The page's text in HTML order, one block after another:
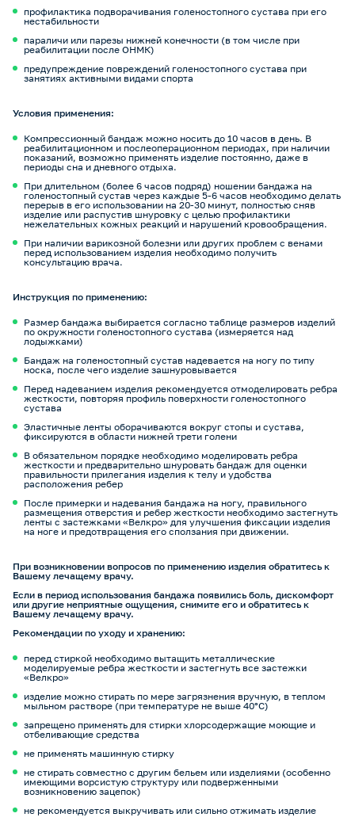
профилактика подворачивания голеностопного сустава при его
нестабильности
параличи или парезы нижней конечности (в том числе при
реабилитации после ОНМК)
предупреждение повреждений голеностопного сустава при
занятиях активными видами спорта
Условия применения:
Компрессионный бандаж можно носить до 10 часов в день. В
реабилитационном и послеоперационном периодах, при наличии
показаний, возможно применять изделие постоянно, даже в
периоды сна и дневного отдыха.
При длительном (более 6 часов подряд) ношении бандажа на
голеностопный сустав через каждые 5-6 часов необходимо делать
перерыв в его использовании на 20-30 минут, полностью сняв
изделие или распустив шнуровку с целью профилактики
нежелательных кожных реакций и нарушений кровообращения.
При наличии варикозной болезни или других проблем с венами
перед использованием изделия необходимо получить
консультацию врача.
Инструкция по применению:
Размер бандажа выбирается согласно таблице размеров изделий
по окружности голеностопного сустава (измеряется над
лодыжками)
Бандаж на голеностопный сустав надевается на ногу по типу
носка, после чего изделие зашнуровывается
Перед надеванием изделия рекомендуется отмоделировать ребра
жесткости, повторяя профиль поверхности голеностопного
сустава
Эластичные ленты оборачиваются вокруг стопы и сустава,
фиксируются в области нижней трети голени
В обязательном порядке необходимо моделировать ребра
жесткости и предварительно шнуровать бандаж для оценки
правильности прилегания изделия к телу и удобства
расположения ребер
После примерки и надевания бандажа на ногу, правильного
размещения отверстия и ребер жесткости необходимо застегнуть
ленты с застежками «Велкро» для улучшения фиксации изделия
на ноге и предотвращения его сползания при движении.
При возникновении вопросов по применению изделия обратитесь к
Вашему лечащему врачу.
Если в период использования бандажа появились боль, дискомфорт
или другие неприятные ощущения, снимите его и обратитесь к
Вашему лечащему врачу.
Рекомендации по уходу и хранению:
перед стиркой необходимо вытащить металлические
моделируемые ребра жесткости и застегнуть все застежки
«Велкро»
изделие можно стирать по мере загрязнения вручную, в теплом
мыльном растворе (при температуре не выше 40°С)
запрещено применять для стирки хлорсодержащие моющие и
отбеливающие средства
не применять машинную стирку
не стирать совместно с другим бельем или изделиями (особенно
имеющими ворсистую структуру или подверженными
возникновению зацепок)
не рекомендуется выкручивать или сильно отжимать изделие